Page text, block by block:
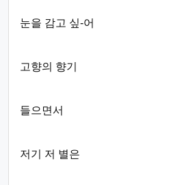
눈을 감고 싶-어
고향의 향기
들으면서
저기 저 별은